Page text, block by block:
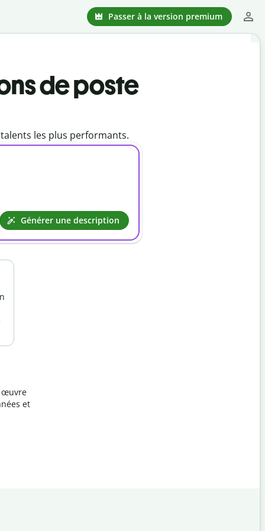
Passer à la version premium
de poste
les plus performants.
Générer une description
œuvre
et